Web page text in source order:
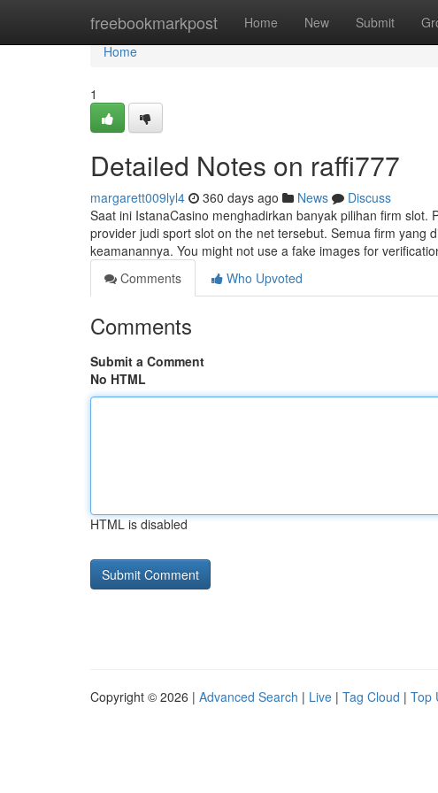
freebookmarkpost Home New Submit
Home
Home
1
Detailed Notes on raffi777
margarett009lyl4 360 days ago News
Discuss
Saat ini IstanaCasino menghadirkan banyak pilihan firm
provider judi sport slot on the net tersebut. Semua firm yang
keamanannya. You might not use a fake images for
Comments
Who Upvoted
Comments
Submit a Comment
No HTML
HTML is disabled
Copyright © 2026 | Advanced Search | Live | Tag Cloud | Top